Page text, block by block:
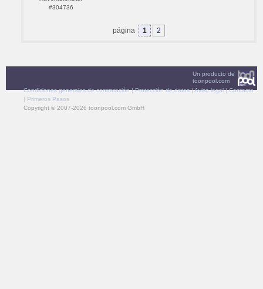
#304736
página 1 2
Un producto de
toonpool.com
Condiciones generales de contratación|Protección de datos|Aviso legal|Contacto
| Primeros Pasos
Copyright © 2007-2026 toonpool.com GmbH